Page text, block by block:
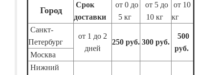
Город
Срок
доставки
от 0 до
5 кг
от 5 до
10 кг
от 10
кг
Санкт-
Петербург
от 1 до 2
дней
250 руб. 300 руб.
500
руб.
Москва
Нижний